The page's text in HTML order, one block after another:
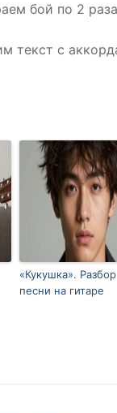
бой по 2
текст с
«Кукушка». Разбор
песни на гитаре